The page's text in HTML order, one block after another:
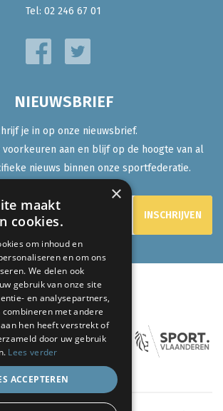
Tel: 02 246 67 01
NIEUWSBRIEF
je in op onze nieuwsbrief.
voorkeuren aan en blijf op de hoogte van al
nieuws binnen onze sportfederatie.
ONZE PARTNERS:
×
maakt
cookies.
om inhoud en
en om ons
We delen ook
gebruik van onze site
en analysepartners,
combineren met andere
hen heeft verstrekt of
door uw gebruik
Lees verder
ACCEPTEREN